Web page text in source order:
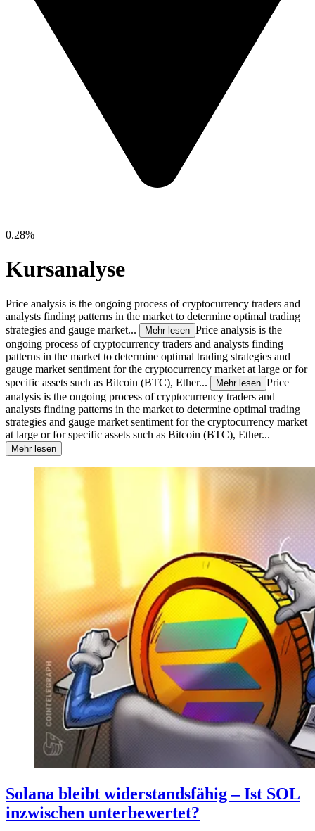
0.28%
Kursanalyse
Price analysis is the ongoing process of cryptocurrency traders and
analysts finding patterns in the market to determine optimal trading
strategies and gauge market...
Mehr lesen Price analysis is the
ongoing process of cryptocurrency traders and analysts finding
patterns in the market to determine optimal trading strategies and
gauge market sentiment for the cryptocurrency market at large or for
specific assets such as Bitcoin (BTC), Ether...
Mehr lesen Price
analysis is the ongoing process of cryptocurrency traders and
analysts finding patterns in the market to determine optimal trading
strategies and gauge market sentiment for the cryptocurrency market
at large or for specific assets such as Bitcoin (BTC), Ether...
Mehr lesen
Solana bleibt widerstandsfähig – Ist SOL
inzwischen unterbewertet?